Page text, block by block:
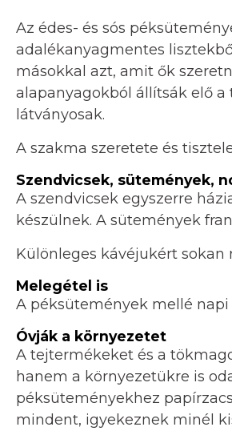
Az édes- és sós
adalékanyagmentes
másokkal azt, amit ők
alapanyagokból állítsák elő
látványosak.
A szakma szeretete és
Szendvicsek, sütemények,
A szendvicsek egyszerre
készülnek. A sütemények
Különleges kávéjukért sokan
Melegétel is
A péksütemények mellé
Óvják a környezetet
A tejtermékeket és a
hanem a környezetükre is
péksüteményekhez
mindent, igyekeznek minél